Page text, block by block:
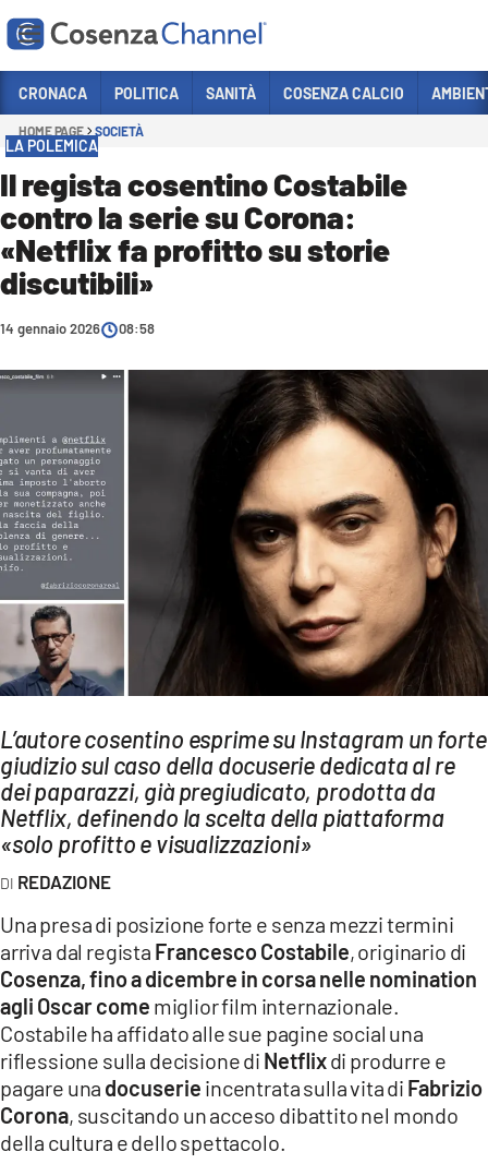
Sezioni
CRONACA
POLITICA
COSENZA CALCIO
ECONOMIA E LAVORO
ITALIA MONDO
SANITÀ
CULTURA
AMBIENTE
Streaming
LAC TV
LAC NETWORK
LAC ONAIR
LaC
Network
LACPLAY.IT
LACTV.IT
LACONAIR.IT
ILREGGINO.IT
COSENZACHANNEL.IT
ILVIBONESE.IT
CATANZAROCHANNEL.IT
LACAPITALENEWS.IT
CRONACA POLITICA SANITÀ COSENZA CALCIO
HOME PAGE SOCIETÀ
LA POLEMICA
Il regista cosentino Costabile
contro la serie su Corona:
«Netflix fa profitto su storie
discutibili»
14 gennaio 2026 08:58
L’autore cosentino esprime su Instagram un forte
giudizio sul caso della docuserie dedicata al re
dei paparazzi, già pregiudicato, prodotta da
Netflix, definendo la scelta della piattaforma
«solo profitto e visualizzazioni»
REDAZIONE
Una presa di posizione forte e senza mezzi termini
arriva dal regista Francesco Costabile, originario di
Cosenza, fino a dicembre in corsa nelle nomination
agli Oscar come miglior film internazionale.
Costabile ha affidato alle sue pagine social una
riflessione sulla decisione di Netflixdi produrre e
pagare una docuserie incentrata sulla vita di Fabrizio
Corona, suscitando un acceso dibattito nel mondo
della cultura e dello spettacolo.